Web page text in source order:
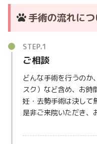
手術の流れに
ご相談
どんな手術を行うのか
スク）など含め、お時
妊・去勢手術は決して
是非ご来院いただき、